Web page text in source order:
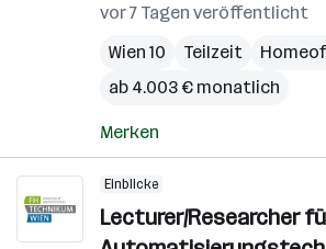
vor 7 Tagen veröffentlicht
Wien 10
Teilzeit
ab 4.003 € monatlich
Merken
Einblicke
Lecturer/Researcher